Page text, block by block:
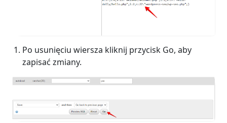
Po usunięciu wiersza kliknij przycisk Go, aby
zapisać zmiany.